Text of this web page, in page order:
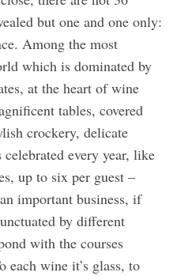
but one and one only:
Among the most
which is dominated by
at the heart of wine
tables, covered
crockery, delicate
every year, like
up to six per guest –
important business, if
by different
with the courses
each wine it’s glass, to